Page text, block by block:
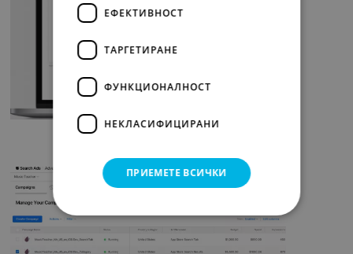
ЕФЕКТИВНОСТ
ТАРГЕТИРАНЕ
ФУНКЦИОНАЛНОСТ
НЕКЛАСИФИЦИРАНИ
ПРИЕМЕТЕ ВСИЧКИ